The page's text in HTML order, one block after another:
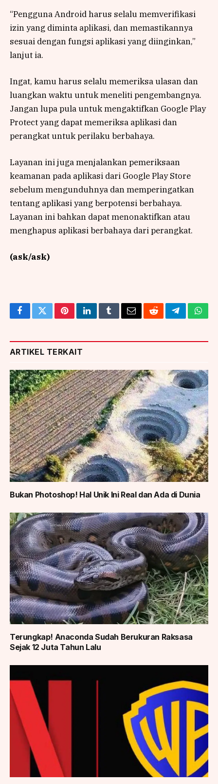
“Pengguna Android harus selalu memverifikasi
izin yang diminta aplikasi, dan memastikannya
sesuai dengan fungsi aplikasi yang diinginkan,”
lanjut ia.
Ingat, kamu harus selalu memeriksa ulasan dan
luangkan waktu untuk meneliti pengembangnya.
Jangan lupa pula untuk mengaktifkan Google Play
Protect yang dapat memeriksa aplikasi dan
perangkat untuk perilaku berbahaya.
Layanan ini juga menjalankan pemeriksaan
keamanan pada aplikasi dari Google Play Store
sebelum mengunduhnya dan memperingatkan
tentang aplikasi yang berpotensi berbahaya.
Layanan ini bahkan dapat menonaktifkan atau
menghapus aplikasi berbahaya dari perangkat.
(ask/ask)
FacebookTwitterPinterestLinkedInTumblrEmailRedditTelegram
ARTIKEL TERKAIT
Bukan Photoshop! Hal Unik Ini Real dan Ada di Dunia
Terungkap! Anaconda Sudah Berukuran Raksasa
Sejak 12 Juta Tahun Lalu